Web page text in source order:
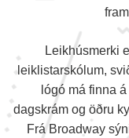
Leikhúsmerki
leiklistarskólum,
lógó má finna
dagskrám og öðru
Frá Broadway